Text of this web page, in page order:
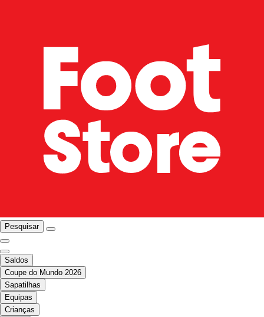
Pesquisar
Saldos
Coupe do Mundo 2026
Sapatilhas
Equipas
Crianças